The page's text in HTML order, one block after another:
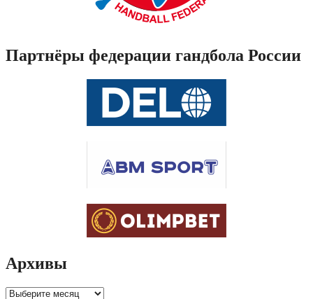
Партнёры федерации гандбола России
Архивы
Архивы